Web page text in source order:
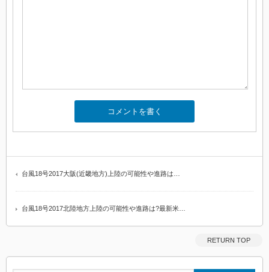
台風18号2017大阪(近畿地方)上陸の可能性や進路は…
台風18号2017北陸地方上陸の可能性や進路は?最新米…
RETURN TOP